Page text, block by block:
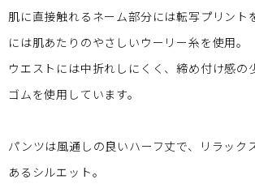
肌に直接触れるネーム部分には転写プリント
には肌あたりのやさしいウーリー糸を使用。
ウエストには中折れしにくく、締め付け感の
ゴムを使用しています。
パンツは風通しの良いハーフ丈で、リラック
あるシルエット。